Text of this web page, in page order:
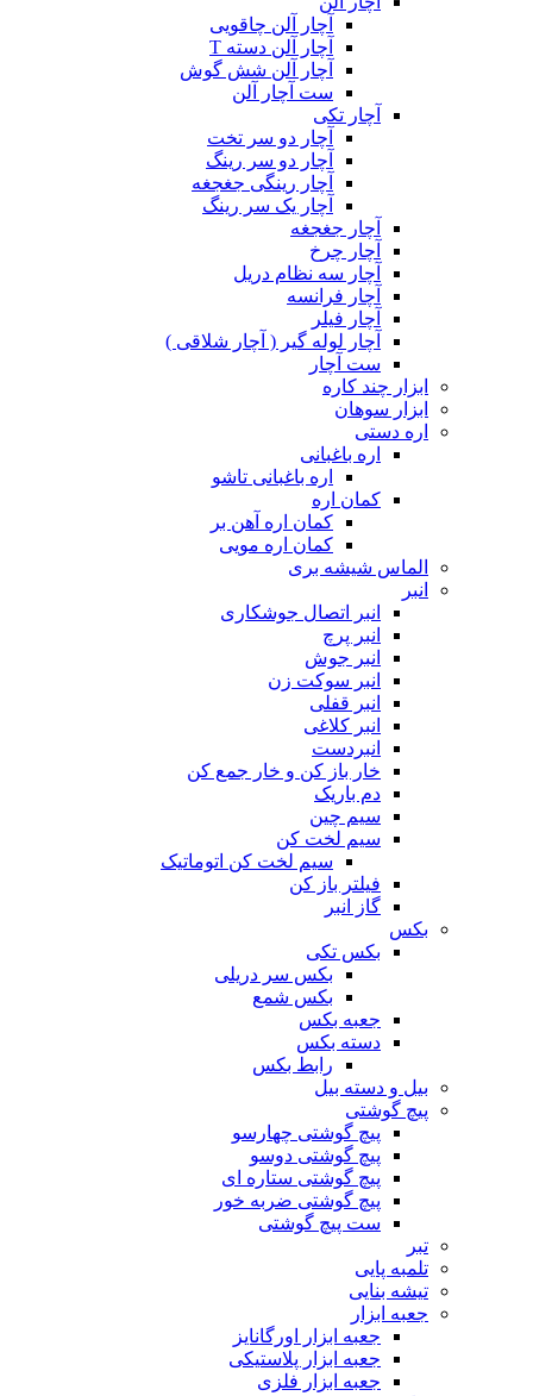
آچار آلن چاقویی
آچار آلن دسته T
آچار آلن شش گوش
ست آچار آلن
آچار تکی
آچار دو سر تخت
آچار دو سر رینگ
آچار رینگی جغجغه
آچار یک سر رینگ
آچار جغجغه
آچار چرخ
آچار سه نظام دریل
آچار فرانسه
آچار فیلر
آچار لوله گیر ( آچار شلاقی )
ست آچار
ابزار چند کاره
ابزار سوهان
اره دستی
اره باغبانی
اره باغبانی تاشو
کمان اره
کمان اره آهن بر
کمان اره مویی
الماس شیشه بری
انبر
انبر اتصال جوشکاری
انبر پرچ
انبر جوش
انبر سوکت زن
انبر قفلی
انبر کلاغی
انبردست
خار باز کن و خار جمع کن
دم باریک
سیم چین
سیم لخت کن
سیم لخت کن اتوماتیک
فیلتر باز کن
گاز انبر
بکس
بکس تکی
بکس سر دریلی
بکس شمع
جعبه بکس
دسته بکس
رابط بکس
بیل و دسته بیل
پیچ گوشتی
پیچ گوشتی چهارسو
پیچ گوشتی دوسو
پیچ گوشتی ستاره‌ ای
پیچ گوشتی ضربه خور
ست پیچ گوشتی
تبر
تلمبه پایی
تیشه بنایی
جعبه ابزار
جعبه ابزار اورگانایز
جعبه ابزار پلاستیکی
جعبه ابزار فلزی